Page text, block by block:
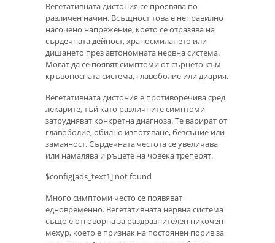
Вегетативната дистония се проявява по
различен начин. Всъщност това е неправилно
насочено напрежение, което се отразява на
сърдечната дейност, храносмилането или
дишането през автономната нервна система.
Могат да се появят симптоми от сърцето към
кръвоносната система, главоболие или диария.
Вегетативната дистония е противоречива сред
лекарите, тъй като различните симптоми
затрудняват конкретна диагноза. Те варират от
главоболие, обилно изпотяване, безсъние или
замаяност. Сърдечната честота се увеличава
или намалява и ръцете на човека треперят.
$config[ads_text1] not found
Много симптоми често се появяват
едновременно. Вегетативната нервна система
също е отговорна за раздразнителен пикочен
мехур, което е признак на постоянен порив за